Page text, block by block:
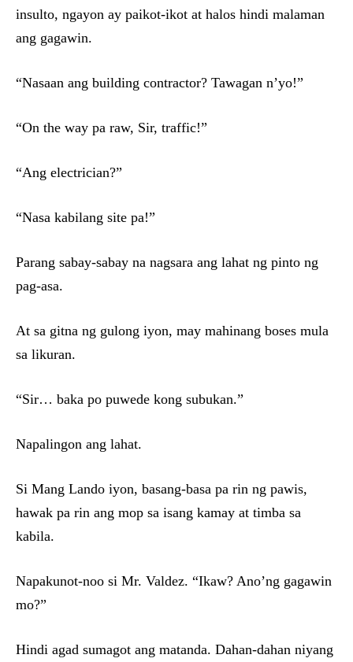
insulto, ngayon ay paikot-ikot at halos hindi malaman
ang gagawin.
“Nasaan ang building contractor? Tawagan n’yo!”
“On the way pa raw, Sir, traffic!”
“Ang electrician?”
“Nasa kabilang site pa!”
Parang sabay-sabay na nagsara ang lahat ng pinto ng
pag-asa.
At sa gitna ng gulong iyon, may mahinang boses mula
sa likuran.
“Sir… baka po puwede kong subukan.”
Napalingon ang lahat.
Si Mang Lando iyon, basang-basa pa rin ng pawis,
hawak pa rin ang mop sa isang kamay at timba sa
kabila.
Napakunot-noo si Mr. Valdez. “Ikaw? Ano’ng gagawin
mo?”
Hindi agad sumagot ang matanda. Dahan-dahan niyang